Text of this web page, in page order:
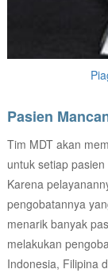
Pasien
Tim MDT akan
untuk setiap
Karena
pengobatannya
menarik banyak
melakukan
Indonesia, Filipina